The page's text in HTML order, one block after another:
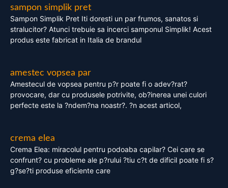
sampon simplik pret
Sampon Simplik Pret Iti doresti un par frumos, sanatos si
stralucitor? Atunci trebuie sa incerci samponul Simplik! Acest
produs este fabricat in Italia de brandul
amestec vopsea par
Amestecul de vopsea pentru p?r poate fi o adev?rat?
provocare, dar cu produsele potrivite, ob?inerea unei culori
perfecte este la ?ndem?na noastr?. ?n acest articol,
crema elea
Crema Elea: miracolul pentru podoaba capilar? Cei care se
confrunt? cu probleme ale p?rului ?tiu c?t de dificil poate fi s?
g?se?ti produse eficiente care